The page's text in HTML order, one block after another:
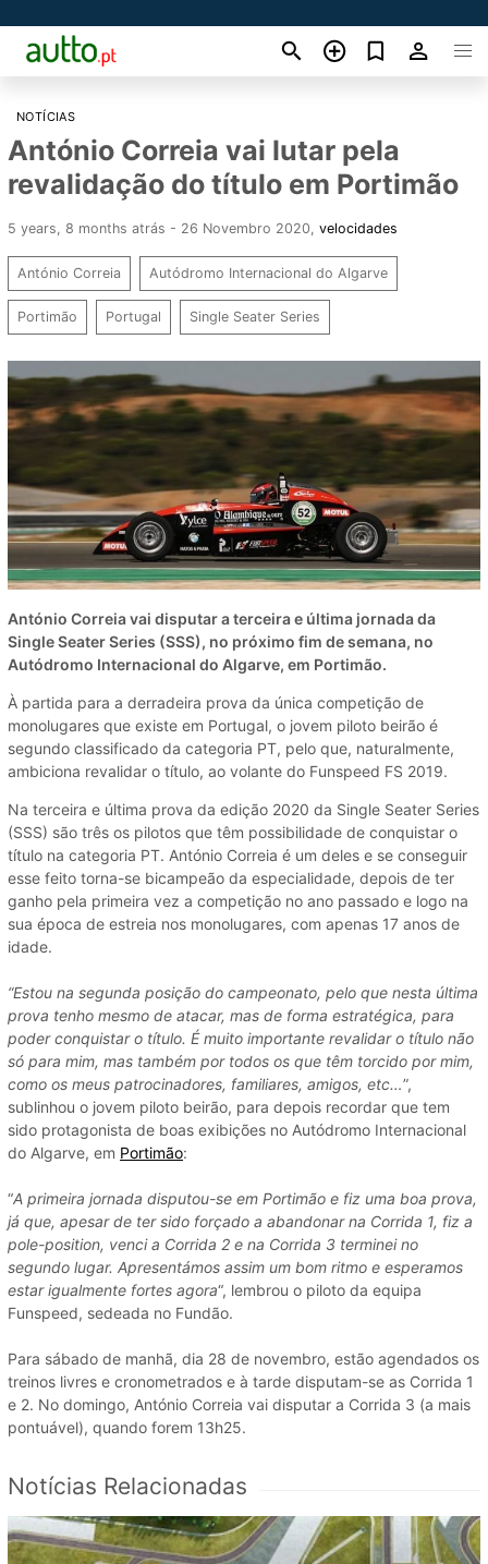
NOTÍCIAS
António Correia vai lutar pela
revalidação do título em Portimão
5 years, 8 months atrás - 26 Novembro 2020 velocidades
António Correia Autódromo Internacional do Algarve
Portimão Portugal Single Seater Series
António Correia vai disputar a terceira e última jornada da
Single Seater Series (SSS), no próximo fim de semana, no
Autódromo Internacional do Algarve, em Portimão.
À partida para a derradeira prova da única competição de
monolugares que existe em Portugal, o jovem piloto beirão é
segundo classificado da categoria PT, pelo que, naturalmente,
ambiciona revalidar o título, ao volante do Funspeed FS 2019.
Na terceira e última prova da edição 2020 da Single Seater Series
(SSS) são três os pilotos que têm possibilidade de conquistar o
título na categoria PT. António Correia é um deles e se conseguir
esse feito torna-se bicampeão da especialidade, depois de ter
ganho pela primeira vez a competição no ano passado e logo na
sua época de estreia nos monolugares, com apenas 17 anos de
idade.
“Estou na segunda posição do campeonato, pelo que nesta última
prova tenho mesmo de atacar, mas de forma estratégica, para
poder conquistar o título. É muito importante revalidar o título não
só para mim, mas também por todos os que têm torcido por mim,
como os meus patrocinadores, familiares, amigos, etc…”,
sublinhou o jovem piloto beirão, para depois recordar que tem
sido protagonista de boas exibições no Autódromo Internacional
do Algarve, em Portimão:
“A primeira jornada disputou-se em Portimão e fiz uma boa prova,
já que, apesar de ter sido forçado a abandonar na Corrida 1, fiz a
pole-position, venci a Corrida 2 e na Corrida 3 terminei no
segundo lugar. Apresentámos assim um bom ritmo e esperamos
estar igualmente fortes agora“, lembrou o piloto da equipa
Funspeed, sedeada no Fundão.
Para sábado de manhã, dia 28 de novembro, estão agendados os
treinos livres e cronometrados e à tarde disputam-se as Corrida 1
e 2. No domingo, António Correia vai disputar a Corrida 3 (a mais
pontuável), quando forem 13h25.
Notícias Relacionadas